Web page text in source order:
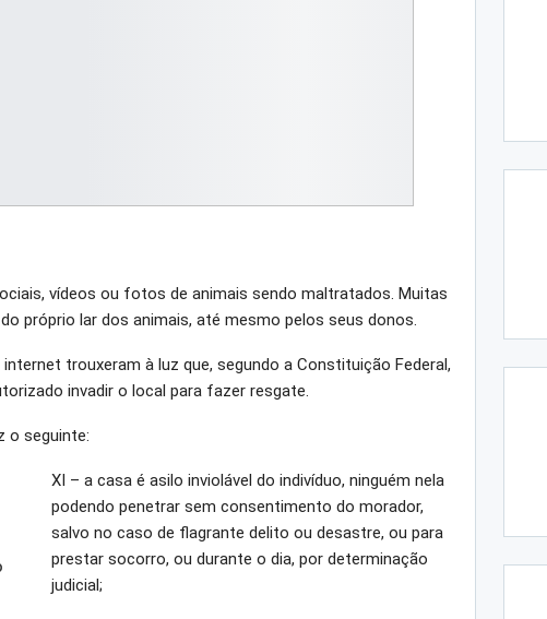
vídeos ou fotos de animais sendo maltratados. Muitas
próprio lar dos animais, até mesmo pelos seus donos.
trouxeram à luz que, segundo a Constituição Federal,
invadir o local para fazer resgate.
o seguinte:
XI – a casa é asilo inviolável do indivíduo, ninguém nela
podendo penetrar sem consentimento do morador,
salvo no caso de flagrante delito ou desastre, ou para
prestar socorro, ou durante o dia, por determinação
judicial;